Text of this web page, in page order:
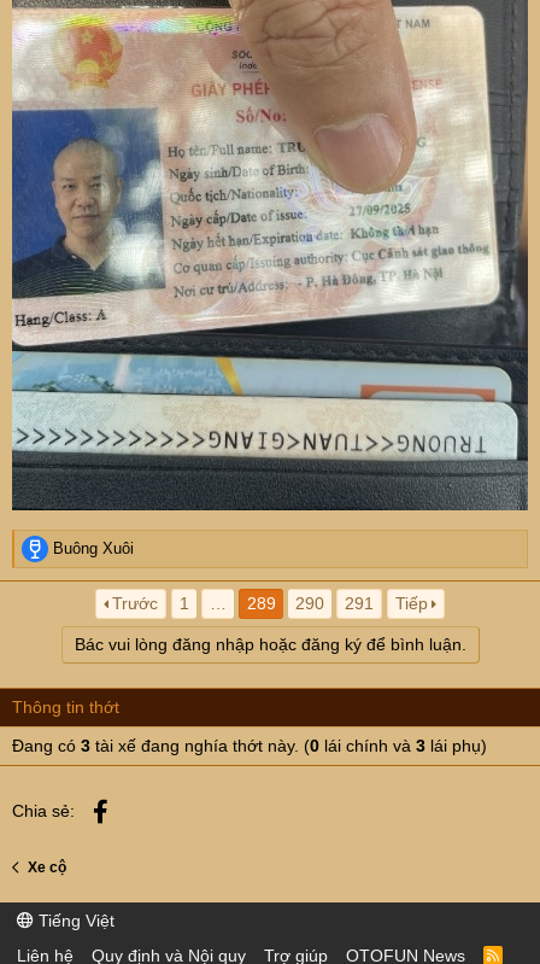
R
e
s
Buông Xuôi
Trước 1 … 289 290 291 Tiếp
Bác vui lòng đăng nhập hoặc đăng ký để bình luận.
Thông tin thớt
Đang có 3 tài xế đang nghía thớt này. (0 lái chính và 3 lái phụ)
Chia sẻ:
Xe cộ
Tiếng Việt
Liên hệ
Quy định và Nội quy Trợ giúp OTOFUN News R